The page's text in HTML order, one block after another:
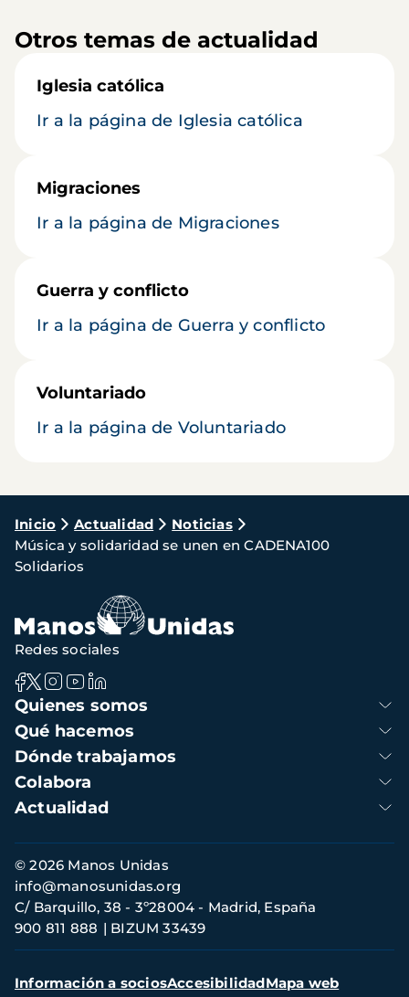
Otros temas de actualidad
Iglesia católica
Ir a la página de Iglesia católica
Migraciones
Ir a la página de Migraciones
Guerra y conflicto
Ir a la página de Guerra y conflicto
Voluntariado
Ir a la página de Voluntariado
Ruta
de
navegación
Inicio Actualidad
Noticias
Música y solidaridad se unen en CADENA100
Solidarios
Navegación
principal
Quienes somos
Qué hacemos
Dónde trabajamos
Colabora
Actualidad
Redes sociales
Información
de
contacto
© 2026 Manos Unidas
C/ Barquillo, 38 - 3º28004 - Madrid, España
900 811 888
BIZUM 33439
info@manosunidas.org
Menú
Información a sociosAccesibilidadMapa web